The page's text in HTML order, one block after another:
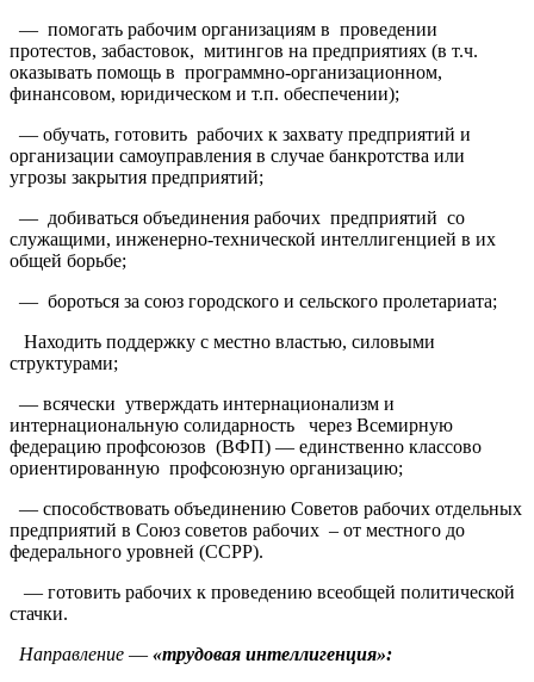
— помогать рабочим организациям в проведении
протестов, забастовок, митингов на предприятиях (в т.ч.
оказывать помощь в программно-организационном,
финансовом, юридическом и т.п. обеспечении);
— обучать, готовить рабочих к захвату предприятий и
организации самоуправления в случае банкротства или
угрозы закрытия предприятий;
— добиваться объединения рабочих предприятий со
служащими, инженерно-технической интеллигенцией в их
общей борьбе;
— бороться за союз городского и сельского пролетариата;
Находить поддержку с местно властью, силовыми
структурами;
— всячески утверждать интернационализм и
интернациональную солидарность через Всемирную
федерацию профсоюзов (ВФП) — единственно классово
ориентированную профсоюзную организацию;
— способствовать объединению Советов рабочих отдельных
предприятий в Союз советов рабочих – от местного до
федерального уровней (ССРР).
— готовить рабочих к проведению всеобщей политической
стачки.
Направление — «трудовая интеллигенция»: